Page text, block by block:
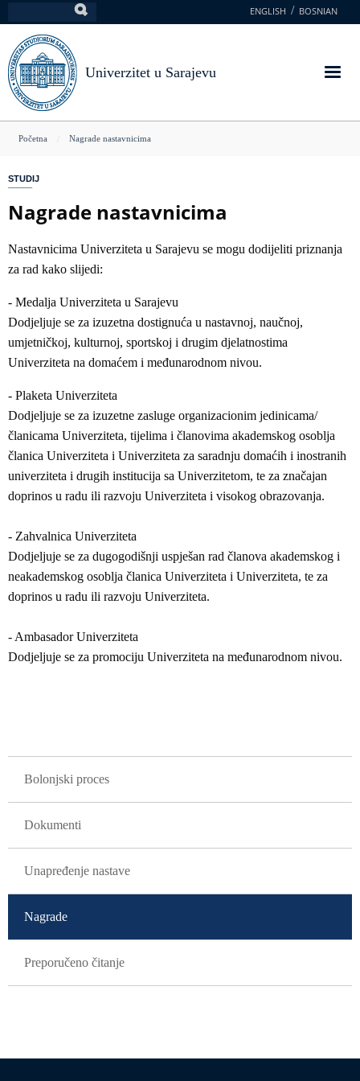
na
glavni
sadržaj
ENGLISH BOSNIAN
Univerzitet u Sarajevu
You
here
Početna Nagrade nastavnicima
STUDIJ
Nagrade nastavnicima
Nastavnicima Univerziteta u Sarajevu se mogu dodijeliti priznanja
za rad kako slijedi:
- Medalja Univerziteta u Sarajevu
Dodjeljuje se za izuzetna dostignuća u nastavnoj, naučnoj,
umjetničkoj, kulturnoj, sportskoj i drugim djelatnostima
Univerziteta na domaćem i međunarodnom nivou.
- Plaketa Univerziteta
Dodjeljuje se za izuzetne zasluge organizacionim jedinicama/
članicama Univerziteta, tijelima i članovima akademskog osoblja
članica Univerziteta i Univerziteta za saradnju domaćih i inostranih
univerziteta i drugih institucija sa Univerzitetom, te za značajan
doprinos u radu ili razvoju Univerziteta i visokog obrazovanja.
- Zahvalnica Univerziteta
Dodjeljuje se za dugogodišnji uspješan rad članova akademskog i
neakademskog osoblja članica Univerziteta i Univerziteta, te za
doprinos u radu ili razvoju Univerziteta.
- Ambasador Univerziteta
Dodjeljuje se za promociju Univerziteta na međunarodnom nivou.
Bolonjski proces
Dokumenti
Unapređenje nastave
Nagrade
Preporučeno čitanje